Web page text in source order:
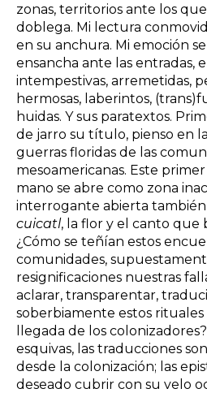
zonas, territorios ante los
doblega. Mi lectura
en su anchura. Mi emoción
ensancha ante las entradas,
intempestivas, arremetidas,
hermosas, laberintos,
huidas. Y sus paratextos.
de jarro su título, pienso en
guerras floridas de las
mesoamericanas. Este
mano se abre como zona
interrogante abierta también
cuicatl, la flor y el canto que
¿Cómo se teñían estos
comunidades,
resignificaciones nuestras
aclarar, transparentar,
soberbiamente estos
llegada de los
esquivas, las traducciones
desde la colonización; las
deseado cubrir con su velo